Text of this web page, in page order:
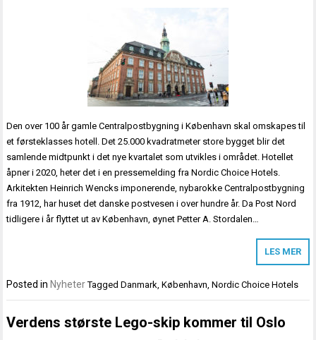
Den over 100 år gamle Centralpostbygning i København skal omskapes til
et førsteklasses hotell. Det 25.000 kvadratmeter store bygget blir det
samlende midtpunkt i det nye kvartalet som utvikles i området. Hotellet
åpner i 2020, heter det i en pressemelding fra Nordic Choice Hotels.
Arkitekten Heinrich Wencks imponerende, nybarokke Centralpostbygning
fra 1912, har huset det danske postvesen i over hundre år. Da Post Nord
tidligere i år flyttet ut av København, øynet Petter A. Stordalen…
LES MER
Posted in Nyheter TaggedDanmark,København,Nordic Choice Hotels
Verdens største Lego-skip kommer til Oslo